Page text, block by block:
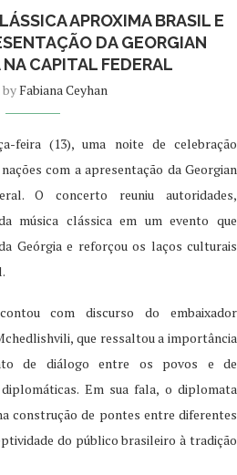
APROXIMA BRASIL E
DA GEORGIAN
CAPITAL FEDERAL
Fabiana Ceyhan
feira (13), uma noite de celebração
com a apresentação da Georgian
O concerto reuniu autoridades,
música clássica em um evento que
Geórgia e reforçou os laços culturais
com discurso do embaixador
que ressaltou a importância
de diálogo entre os povos e de
Em sua fala, o diplomata
construção de pontes entre diferentes
do público brasileiro à tradição